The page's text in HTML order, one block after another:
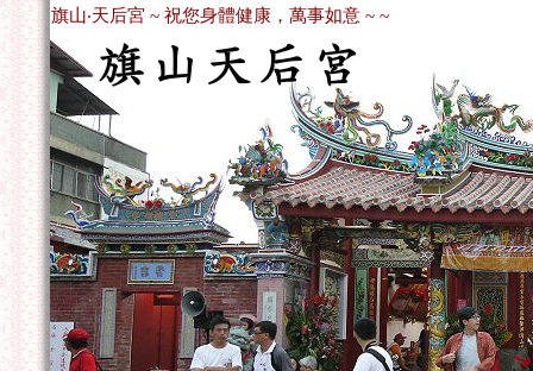
旗山‧天后宮 ~ 祝您身體健康，萬事如意 ~ ~